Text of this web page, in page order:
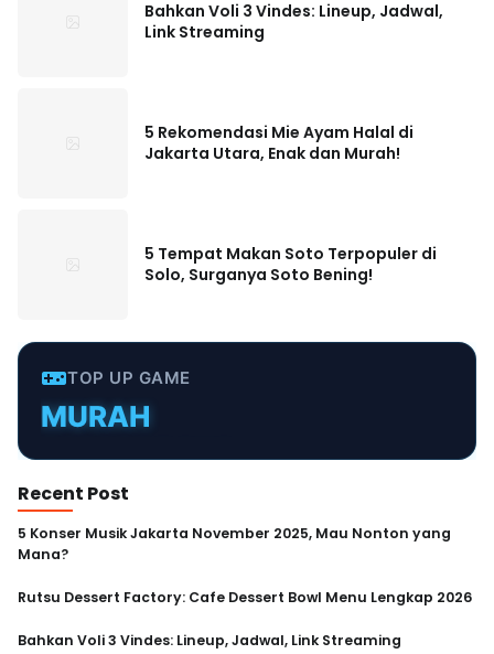
Bahkan Voli 3 Vindes: Lineup, Jadwal,
Link Streaming
5 Rekomendasi Mie Ayam Halal di
Jakarta Utara, Enak dan Murah!
5 Tempat Makan Soto Terpopuler di
Solo, Surganya Soto Bening!
TOP UP GAME
MURAH
TERPERCAYA
INSTANT
CEPAT
Recent Post
5 Konser Musik Jakarta November 2025, Mau Nonton yang
Mana?
Rutsu Dessert Factory: Cafe Dessert Bowl Menu Lengkap 2026
Bahkan Voli 3 Vindes: Lineup, Jadwal, Link Streaming